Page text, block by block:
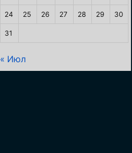
24 25 26 27 28 29 30
31
« Июл